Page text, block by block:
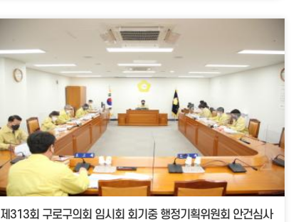
제313회 구로구의회 임시회 회기중 행정기획위원회 안건심사